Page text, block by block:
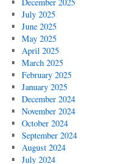
July 2025
June 2025
May 2025
April 2025
March 2025
February 2025
January 2025
December 2024
November 2024
October 2024
September 2024
August 2024
July 2024